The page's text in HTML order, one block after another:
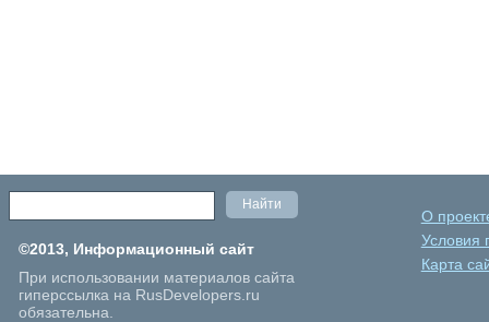
©2013, Информационный сайт
При использовании материалов сайта
гиперссылка на RusDevelopers.ru
обязательна.
О
Условия
Карта